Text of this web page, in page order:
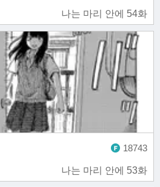
나는 마리 안에 54화
나는 마리 안에 53화
18743